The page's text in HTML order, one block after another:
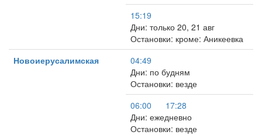
15:19
Дни: только 20, 21 авг
Остановки: кроме: Аникеевка
Новоиерусалимская
04:49
Дни: по будням
Остановки: везде
06:00
17:28
Дни: ежедневно
Остановки: везде